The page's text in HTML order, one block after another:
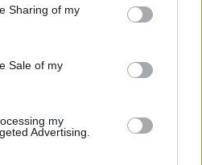
Sharing of my
Sale of my
my
Advertising.
Μαθητής άνοιξε
ανακοινώνουν τουλάχιστον
νεκρό καθηγητή και τέσσερις
εισαγγελέα σήμερα η
για την επίθεση στη